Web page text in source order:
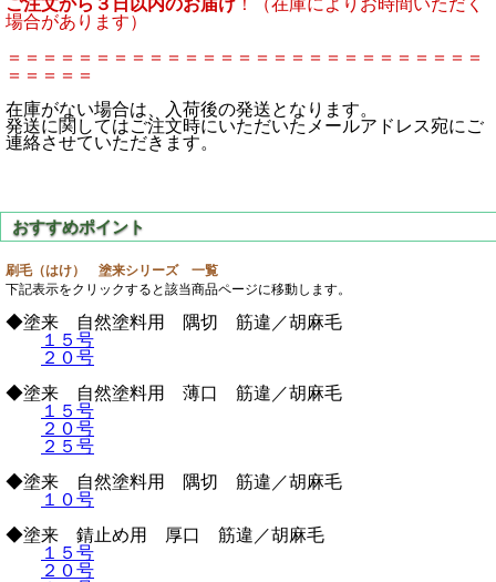
ご注文から３日以内のお届け ！（在庫によりお時間いただく
場合があります）
＝＝＝＝＝＝＝＝＝＝＝＝＝＝＝＝＝＝＝＝＝＝＝＝＝＝＝
＝＝＝＝＝
在庫がない場合は、入荷後の発送となります。
発送に関してはご注文時にいただいたメールアドレス宛にご
連絡させていただきます。
刷毛（はけ） 塗来シリーズ 一覧
下記表示をクリックすると該当商品ページに移動します。
◆塗来 自然塗料用 隅切 筋違／胡麻毛
１５号
２０号
◆塗来 自然塗料用 薄口 筋違／胡麻毛
１５号
２０号
２５号
◆塗来 自然塗料用 隅切 筋違／胡麻毛
１０号
◆塗来 錆止め用 厚口 筋違／胡麻毛
１５号
２０号